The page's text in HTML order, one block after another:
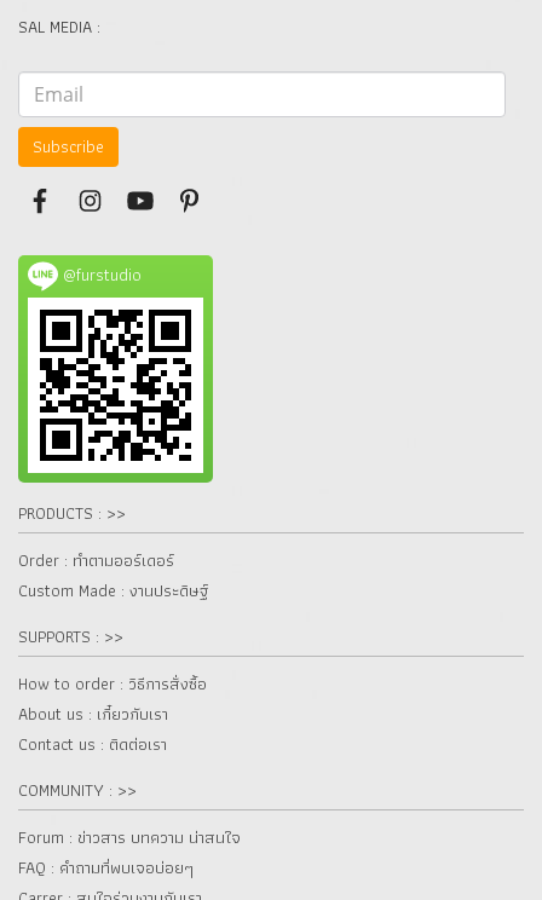
SAL MEDIA :
Subscribe
@furstudio
PRODUCTS : >>
Order : ทำตามออร์เดอร์
Custom Made : งานประดิษฐ์
SUPPORTS : >>
How to order : วิธีการสั่งซื้อ
About us : เกี๋ยวกับเรา
Contact us : ติดต่อเรา
COMMUNITY : >>
Forum : ข่าวสาร บทความ น่าสนใจ
FAQ : คำถามที่พบเจอบ่อยๆ